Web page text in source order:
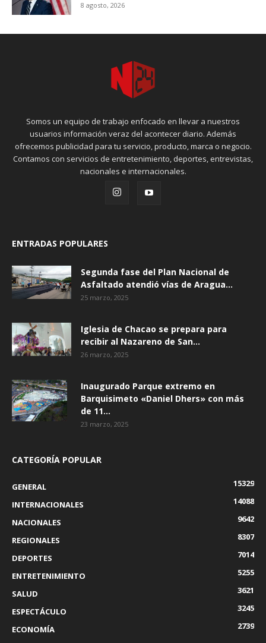
8 agosto, 2026
Somos un equipo de trabajo enfocado en llevar a nuestros
usuarios información veraz del acontecer diario. Además
ofrecemos publicidad para tu servicio, producto, marca o negocio.
Contamos con servicios de entretenimiento, deportes, entrevistas,
nacionales e internacionales.
ENTRADAS POPULARES
Segunda fase del Plan Nacional de
Asfaltado atendió vías de Aragua...
25 marzo, 2025
Iglesia de Chacao se prepara para
recibir al Nazareno de San...
26 marzo, 2025
Inaugurado Parque extremo en
Barquisimeto «Daniel Dhers» con más
de 11...
23 marzo, 2025
CATEGORÍA POPULAR
GENERAL
15329
INTERNACIONALES
14088
NACIONALES
9642
REGIONALES
8307
DEPORTES
7014
ENTRETENIMIENTO
5255
SALUD
3621
ESPECTÁCULO
3245
ECONOMÍA
2739